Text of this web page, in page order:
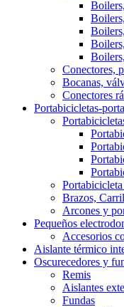
Conectores,
Bocanas,
Conectores
Portabicicletas-
Brazos,
Arcones y
Pequeños
Accesorios
Aislante térmico
Oscurecedores y
Remis
Aislantes
Fundas